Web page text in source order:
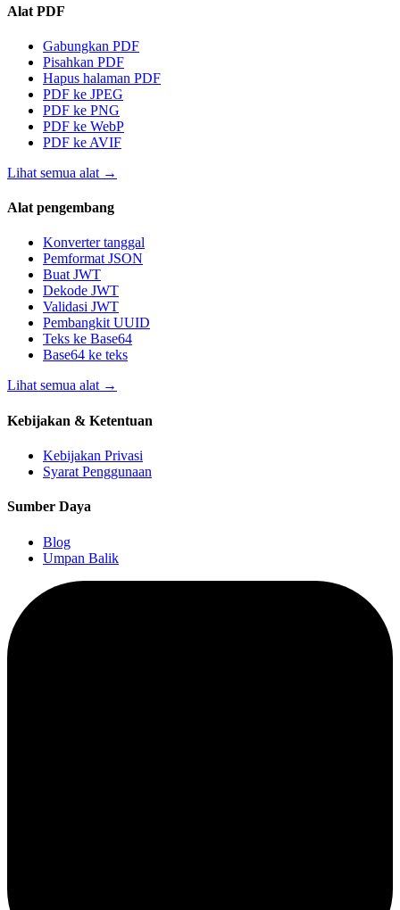
Alat PDF
Gabungkan PDF
Pisahkan PDF
Hapus halaman PDF
PDF ke JPEG
PDF ke PNG
PDF ke WebP
PDF ke AVIF
Lihat semua alat →
Alat pengembang
Konverter tanggal
Pemformat JSON
Buat JWT
Dekode JWT
Validasi JWT
Pembangkit UUID
Teks ke Base64
Base64 ke teks
Lihat semua alat→
Kebijakan & Ketentuan
Kebijakan Privasi
Syarat Penggunaan
Sumber Daya
Blog
Umpan Balik